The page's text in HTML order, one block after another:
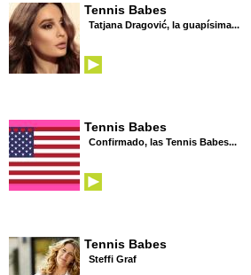
Tennis Babes
Tatjana Dragović, la guapísima...
Tennis Babes
Confirmado, las Tennis Babes...
Tennis Babes
Steffi Graf